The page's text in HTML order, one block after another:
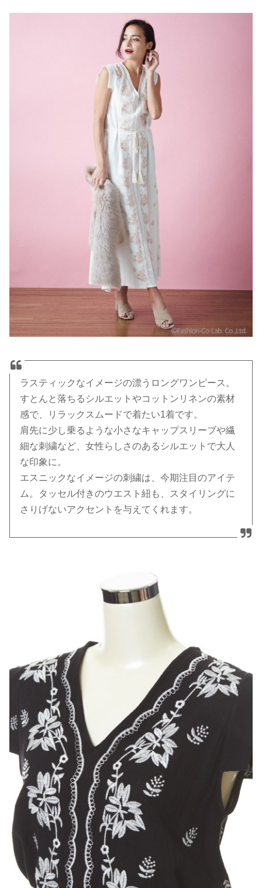
ラスティックなイメージの漂うロングワンピース。
すとんと落ちるシルエットやコットンリネンの素材
感で、リラックスムードで着たい1着です。
肩先に少し乗るような小さなキャップスリーブや繊
細な刺繍など、女性らしさのあるシルエットで大人
な印象に。
エスニックなイメージの刺繍は、今期注目のアイテ
ム。タッセル付きのウエスト紐も、スタイリングに
さりげないアクセントを与えてくれます。